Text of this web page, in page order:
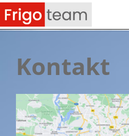
Kontakt